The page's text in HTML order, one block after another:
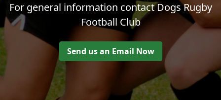
For general information contact Dogs Rugby
Football Club
Send us an Email Now